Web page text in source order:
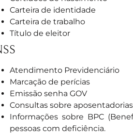
Carteira de identidade
Carteira de trabalho
Título de eleitor
Atendimento Previdenciário
Marcação de perícias
Emissão senha GOV
Consultas sobre
Informações sobre BPC
pessoas com deficiência.